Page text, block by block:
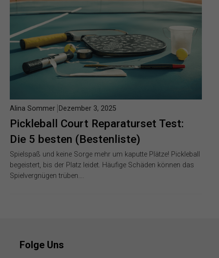
Pickleball Court Reparaturset Test:
Die 5 besten (Bestenliste)
Alina Sommer Dezember 3, 2025
Spielspaß und keine Sorge mehr um kaputte Plätze! Pickleball
begeistert, bis der Platz leidet. Häufige Schäden können das
Spielvergnügen trüben….
Folge Uns